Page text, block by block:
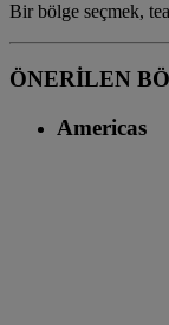
Bir bölge seçmek,
ÖNERİLEN
Americas